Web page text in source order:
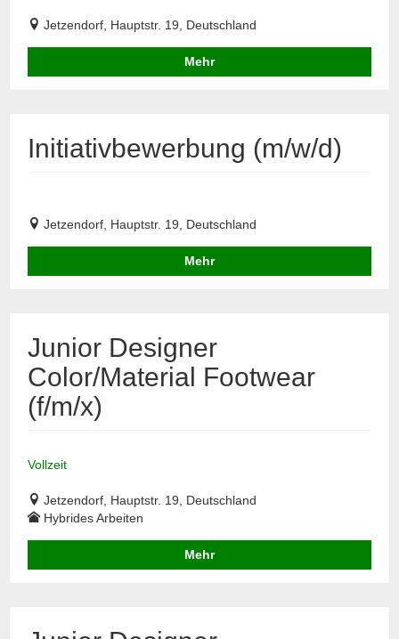
Jetzendorf, Hauptstr. 19, Deutschland
Mehr
Initiativbewerbung (m/w/d)
Jetzendorf, Hauptstr. 19, Deutschland
Mehr
Junior Designer
Color/Material Footwear
(f/m/x)
Vollzeit
Jetzendorf, Hauptstr. 19, Deutschland
Hybrides Arbeiten
Mehr